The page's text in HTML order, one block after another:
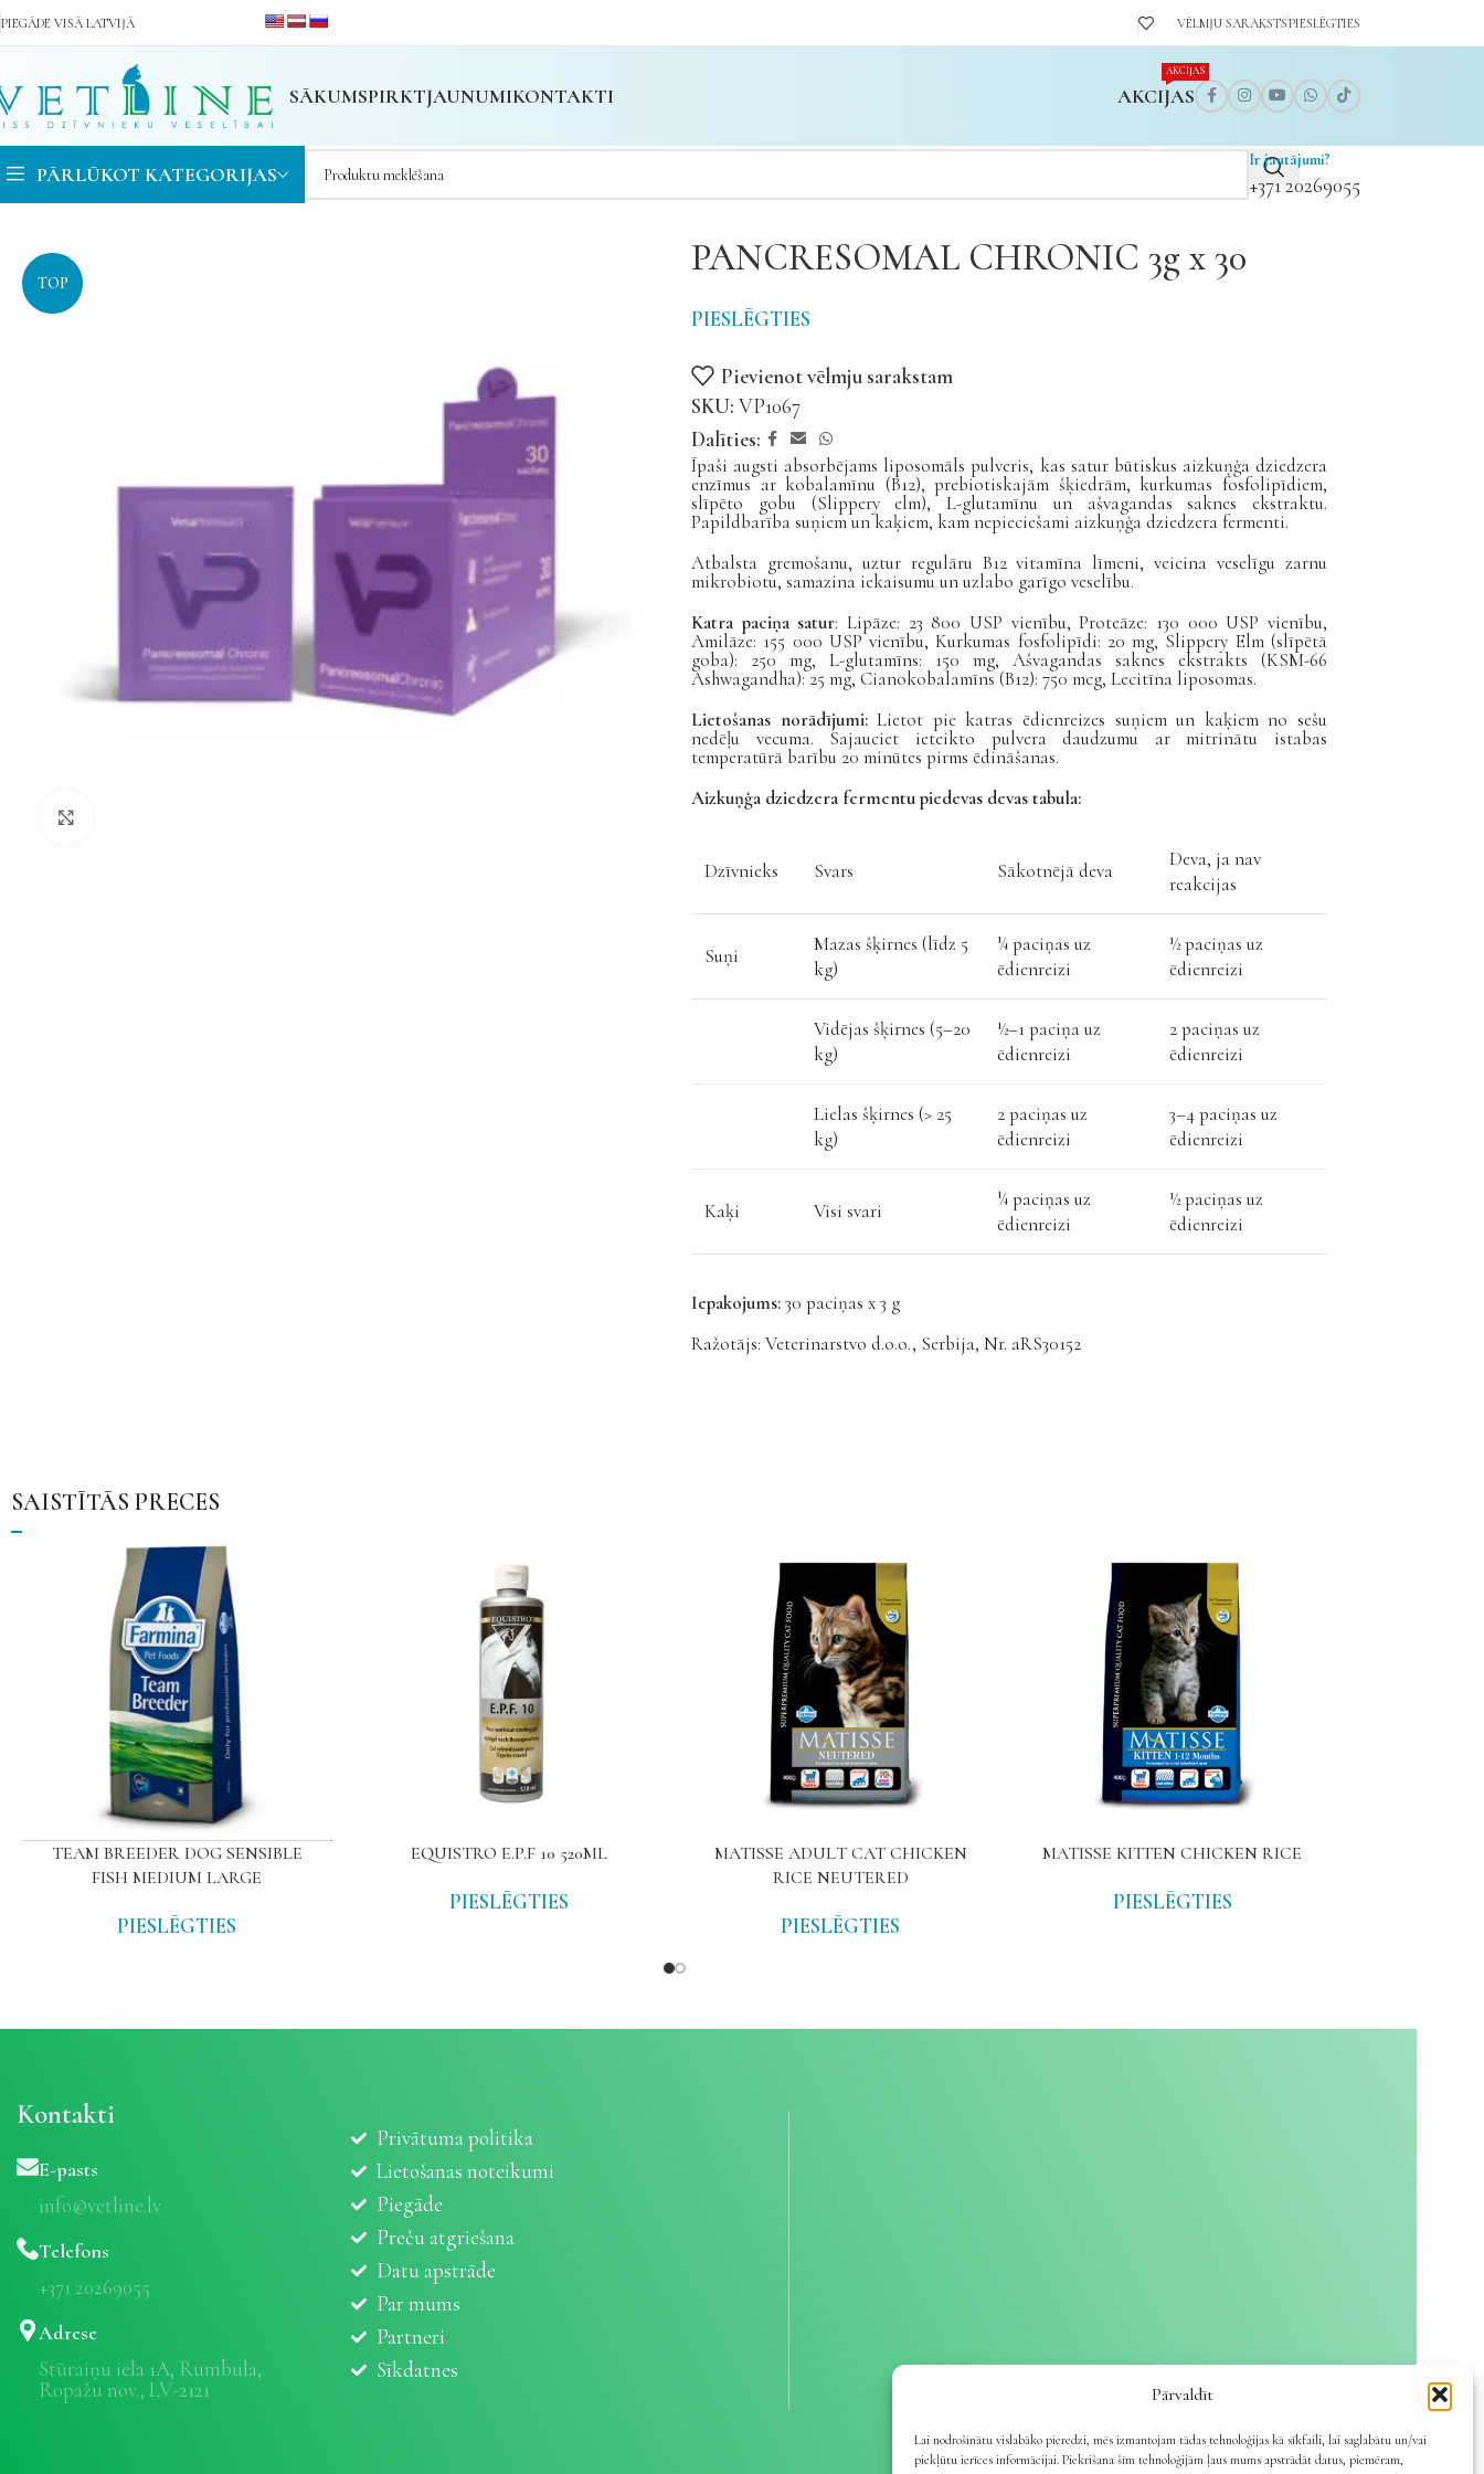
Pārvaldīt
Lai nodrošinātu vislabāko pieredzi, mēs izmantojam tādas tehnoloģijas kā sīkfaili, lai saglabātu un/vai
piekļūtu ierīces informācijai. Piekrišana šīm tehnoloģijām ļaus mums apstrādāt datus, piemēram,
PIEGĀDE VISĀ LATVIJĀ VĒLMJU SARAKSTSPIESLĒGTIES
SĀKUMSPIRKTJAUNUMIKONTAKTI AKCIJAS
AKCIJAS
PĀRLŪKOT KATEGORIJAS
Ir jautājumi?
+371 20269055
TOP
PANCRESOMAL CHRONIC 3g x 30
PIESLĒGTIES
Pievienot vēlmju sarakstam
SKU: VP1067
Dalīties:
Īpaši augsti absorbējams liposomāls pulveris, kas satur būtiskus aizkuņģa dziedzera
enzīmus ar kobalamīnu (B12), prebiotiskajām šķiedrām, kurkumas fosfolipīdiem,
slīpēto gobu (Slippery elm), L-glutamīnu un ašvagandas saknes ekstraktu.
Papildbarība suņiem un kaķiem, kam nepieciešami aizkuņģa dziedzera fermenti.
Atbalsta gremošanu, uztur regulāru B12 vitamīna līmeni, veicina veselīgu zarnu
mikrobiotu, samazina iekaisumu un uzlabo garīgo veselību.
Katra paciņa satur: Lipāze: 23 800 USP vienību, Proteāze: 130 000 USP vienību,
Amilāze: 155 000 USP vienību, Kurkumas fosfolipīdi: 20 mg, Slippery Elm (slīpētā
goba): 250 mg, L-glutamīns: 150 mg, Ašvagandas saknes ekstrakts (KSM-66
Ashwagandha): 25 mg, Cianokobalamīns (B12): 750 mcg, Lecitīna liposomas.
Lietošanas norādījumi:Lietot pie katras ēdienreizes suņiem un kaķiem no sešu
nedēļu vecuma. Sajauciet ieteikto pulvera daudzumu ar mitrinātu istabas
temperatūrā barību 20 minūtes pirms ēdināšanas.
Aizkuņģa dziedzera fermentu piedevas devas tabula:
Dzīvnieks Svars Sākotnējā deva
Deva, ja nav
reakcijas
Suņi
Mazas šķirnes (līdz 5
kg)
¼ paciņas uz
ēdienreizi
½ paciņas uz
ēdienreizi
Vidējas šķirnes (5–20
kg)
½–1 paciņa uz
ēdienreizi
2 paciņas uz
ēdienreizi
Lielas šķirnes (> 25
kg)
2 paciņas uz
ēdienreizi
3–4 paciņas uz
ēdienreizi
Kaķi Visi svari
¼ paciņas uz
ēdienreizi
½ paciņas uz
ēdienreizi
Iepakojums:30 paciņas x 3 g
Ražotājs: Veterinarstvo d.o.o., Serbija, Nr. aRS30152
SAISTĪTĀS PRECES
TEAM BREEDER DOG SENSIBLE
FISH MEDIUM LARGE
PIESLĒGTIES
EQUISTRO E.P.F 10 520ML
PIESLĒGTIES
MATISSE ADULT CAT CHICKEN
RICE NEUTERED
PIESLĒGTIES
MATISSE KITTEN CHICKEN RICE
PIESLĒGTIES
Kontakti
E-pasts
info@vetline.lv
Telefons
+371 20269055
Adrese
Stūraiņu iela 1A, Rumbula,
Ropažu nov., LV-2121
Privātuma politika
Lietošanas noteikumi
Piegāde
Preču atgriešana
Datu apstrāde
Par mums
Partneri
Sīkdatnes